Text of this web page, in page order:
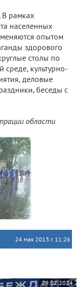
. В рамках
населенных
опытом
здорового
столы по
культурно-
деловые
беседы с
области
24 мая 2013 г. 11:26
29.02.2024